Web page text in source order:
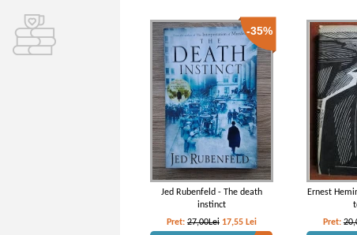
-35%
Jed Rubenfeld - The death
instinct
Pret: 27,00Lei 17,55 Lei
Ernest
Pret: